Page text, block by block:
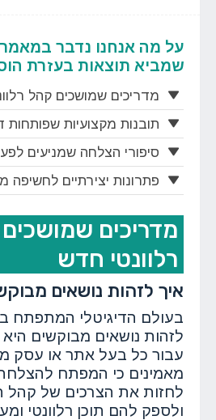
על מה אנחנו נדבר במאמר
שמביא תוצאות בעזרת
מדריכים שמושכים קהל
תובנות מקצועיות
סיפורי הצלחה שמניעים
פתרונות יצירתיים לחשיפה
מדריכים
רלוונטי חדש
איך לזהות נושאים
בעולם הדיגיטלי המתפתח
לזהות נושאים מבוקשים היא
עבור כל בעל אתר או עסק
מאמינים כי המפתח להצלחה
לחזות את הצרכים של קהל
ולספק להם תוכן רלוונטי